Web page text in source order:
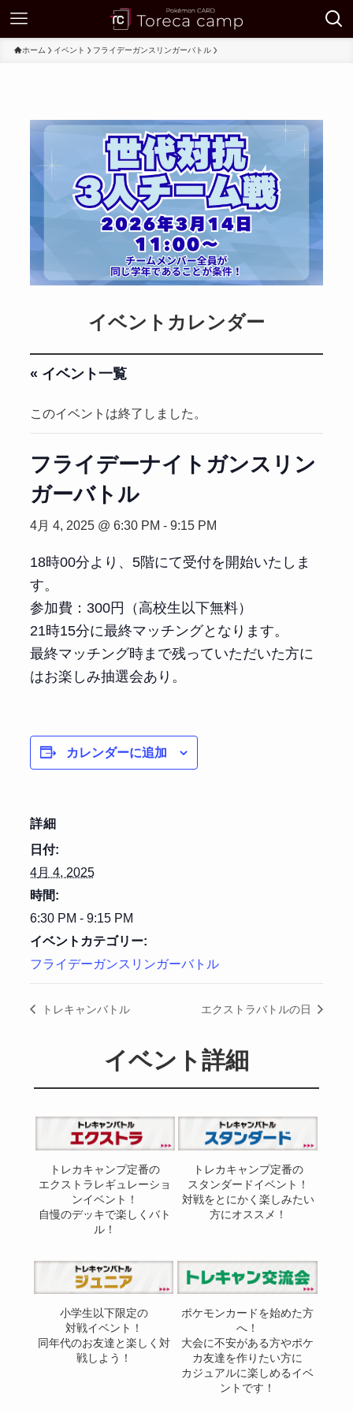
ホーム イベント フライデーガンスリンガーバトル
イベントカレンダー
« イベント一覧
このイベントは終了しました。
フライデーナイトガンスリン
ガーバトル
4月 4, 2025 @ 6:30 PM - 9:15 PM
18時00分より、5階にて受付を開始いたしま
す。
参加費：300円（高校生以下無料）
21時15分に最終マッチングとなります。
最終マッチング時まで残っていただいた方に
はお楽しみ抽選会あり。
カレンダーに追加
詳細
日付:
4月 4, 2025
時間:
6:30 PM - 9:15 PM
イベントカテゴリー:
フライデーガンスリンガーバトル
トレキャンバトル エクストラバトルの日
イベント詳細
トレカキャンプ定番の
エクストラレギュレーショ
ンイベント！
自慢のデッキで楽しくバト
ル！
トレカキャンプ定番の
スタンダードイベント！
対戦をとにかく楽しみたい
方にオススメ！
小学生以下限定の
対戦イベント！
同年代のお友達と楽しく対
戦しよう！
ポケモンカードを始めた方
へ！
大会に不安がある方やポケ
カ友達を作りたい方に
カジュアルに楽しめるイベ
ントです！